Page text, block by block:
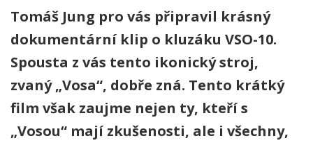
Tomáš Jung pro vás připravil krásný
dokumentární klip o kluzáku VSO-10.
Spousta z vás tento ikonický stroj,
zvaný „Vosa“, dobře zná. Tento krátký
film však zaujme nejen ty, kteří s
„Vosou“ mají zkušenosti, ale i všechny,